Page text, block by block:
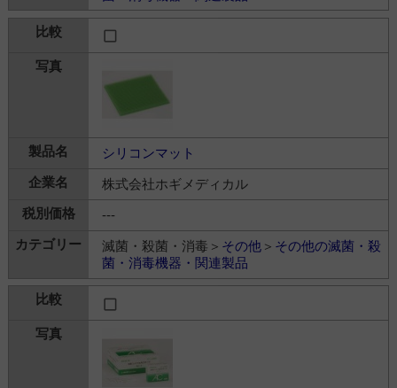
シリコンマット
株式会社ホギメディカル
---
滅菌・殺菌・消毒＞ その他＞ その他の滅菌・殺
菌・消毒機器・関連製品